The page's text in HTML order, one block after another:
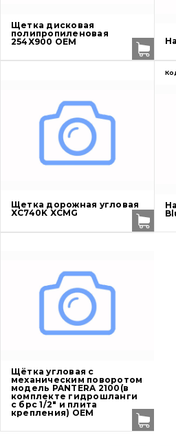
Коронки, зубья, адаптера, пальцы,
Ножи, режущие кромки
Подушки амортизационные
Гидравлика
Трансмиссия
Рама и кузов
Ковши
Навесное оборудование
Щетка дисковая
полипропиленовая
254X900 OEM
Щетка дорожная угловая
XC740K XCMG
Щётка угловая с
механическим поворотом
модель PANTERA 2100(в
комплекте гидрошланги
с брс 1/2" и плита
крепления) OEM